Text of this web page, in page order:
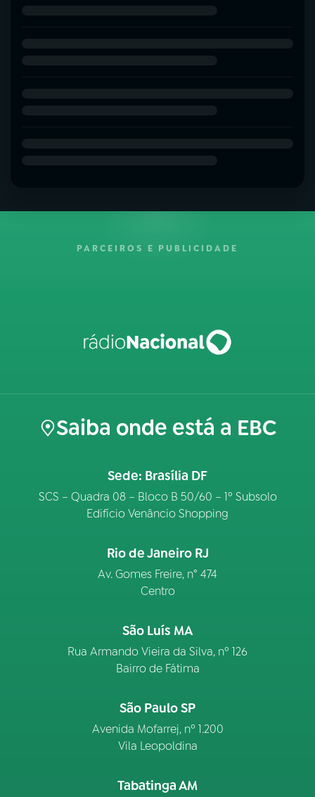
PARCEIROS E PUBLICIDADE
Saiba onde está a EBC
Sede: Brasília DF
SCS – Quadra 08 – Bloco B 50/60 – 1º Subsolo
Edifício Venâncio Shopping
Rio de Janeiro RJ
Av. Gomes Freire, n° 474
Centro
São Luís MA
Rua Armando Vieira da Silva, nº 126
Bairro de Fátima
São Paulo SP
Avenida Mofarrej, nº 1.200
Vila Leopoldina
Tabatinga AM